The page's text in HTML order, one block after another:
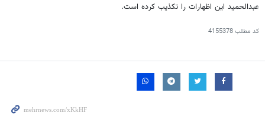
عبدالحمید این اظهارات را تکذیب کرده است.
کد مطلب4155378